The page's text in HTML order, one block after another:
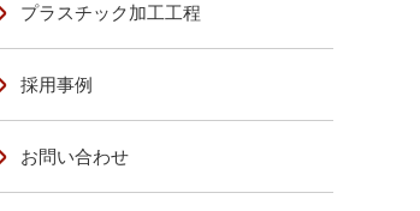
プラスチック加工工程
採用事例
お問い合わせ